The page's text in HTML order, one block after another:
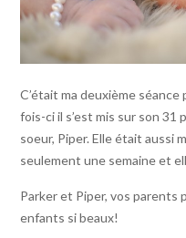
C’était ma deuxième
fois-ci il s’est mis sur son 31
soeur, Piper. Elle était aussi
seulement une semaine et
Parker et Piper, vos parents
enfants si beaux!